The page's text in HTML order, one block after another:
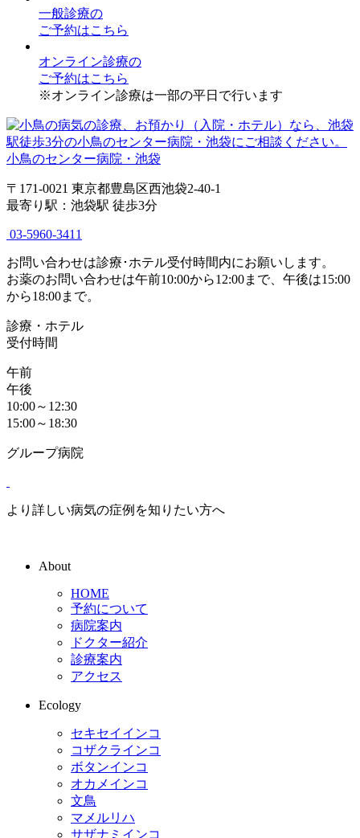
一般診療の
ご予約はこちら
オンライン診療の
ご予約はこちら
※オンライン診療は一部の平日で行います
小鳥のセンター病院・池袋
〒171-0021 東京都豊島区西池袋2-40-1
最寄り駅：池袋駅 徒歩3分
03-5960-3411
お問い合わせは診療･ホテル受付時間内にお願いします。
お薬のお問い合わせは午前10:00から12:00まで、午後は15:00
から18:00まで。
診療・ホテル
受付時間
午前
午後
10:00～12:30
15:00～18:30
グループ病院
より詳しい病気の症例を知りたい方へ
About
HOME
予約について
病院案内
ドクター紹介
診療案内
アクセス
Ecology
セキセイインコ
コザクラインコ
ボタンインコ
オカメインコ
文鳥
マメルリハ
サザナミインコ